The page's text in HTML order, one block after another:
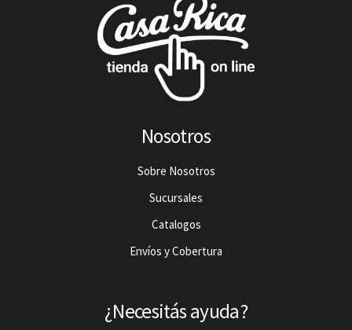
Nosotros
Sobre Nosotros
Sucursales
Catalogos
Envíos y Cobertura
¿Necesitás ayuda?